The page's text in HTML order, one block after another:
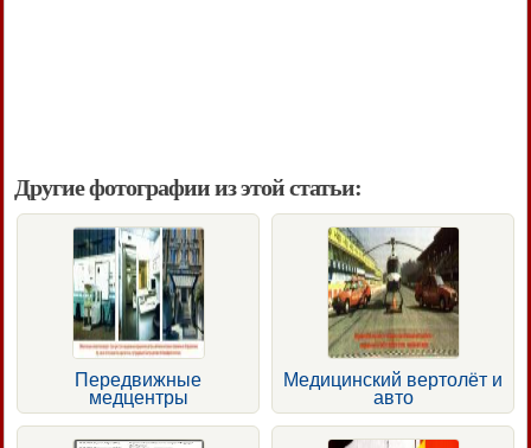
Другие фотографии из этой статьи:
Передвижные
медцентры
Медицинский вертолёт и
авто